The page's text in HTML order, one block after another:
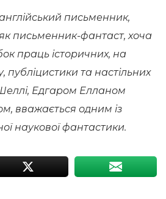
письменник,
письменник-фантаст, хоча
праць історичних, на
публіцистики та настільних
Едгаром Елланом
вважається одним із
наукової фантастики.